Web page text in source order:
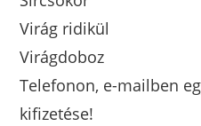
Virág ridikül
Virágdoboz
Telefonon, e-mailben
kifizetése!